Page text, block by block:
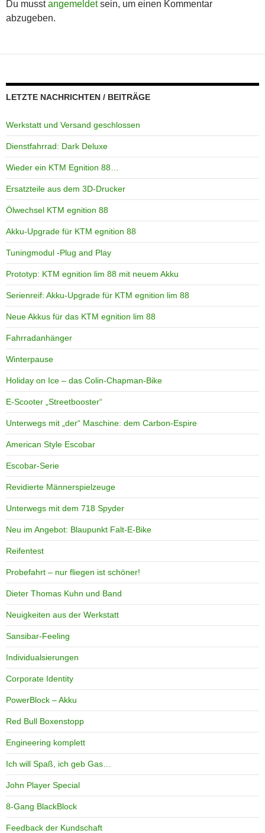
Du musstangemeldetsein, um einen Kommentar
abzugeben.
LETZTE NACHRICHTEN / BEITRÄGE
Werkstatt und Versand geschlossen
Dienstfahrrad: Dark Deluxe
Wieder ein KTM Egnition 88…
Ersatzteile aus dem 3D-Drucker
Ölwechsel KTM egnition 88
Akku-Upgrade für KTM egnition 88
Tuningmodul -Plug and Play
Prototyp: KTM egnition lim 88 mit neuem Akku
Serienreif: Akku-Upgrade für KTM egnition lim 88
Neue Akkus für das KTM egnition lim 88
Fahrradanhänger
Winterpause
Holiday on Ice – das Colin-Chapman-Bike
E-Scooter „Streetbooster“
Unterwegs mit „der“ Maschine: dem Carbon-Espire
American Style Escobar
Escobar-Serie
Revidierte Männerspielzeuge
Unterwegs mit dem 718 Spyder
Neu im Angebot: Blaupunkt Falt-E-Bike
Reifentest
Probefahrt – nur fliegen ist schöner!
Dieter Thomas Kuhn und Band
Neuigkeiten aus der Werkstatt
Sansibar-Feeling
Individualsierungen
Corporate Identity
PowerBlock – Akku
Red Bull Boxenstopp
Engineering komplett
Ich will Spaß, ich geb Gas…
John Player Special
8-Gang BlackBlock
Feedback der Kundschaft